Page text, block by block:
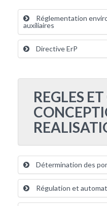
Réglementation
auxiliaires
Directive ErP
REGLES
Détermination des
Régulation et